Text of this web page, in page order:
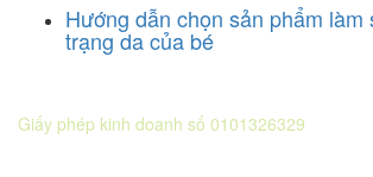
Hướng dẫn chọn sản phẩm làm
trạng da của bé
Giấy phép kinh doanh số 0101326329